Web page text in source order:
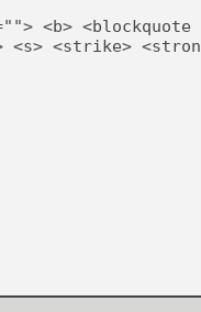
[LS] [PS5] Le WebKit
[GK] Oubliez Crazy Taxi,
[LS] [Switch] NSZ 5.0.0
[GK] No More Room in
[GK] Un chatbot Atelier
[GK] Mémoire cash -
[GK] Nvidia : le prix des
[GK] Suikoden Star Leap
<b> <blockquote
<s> <strike>